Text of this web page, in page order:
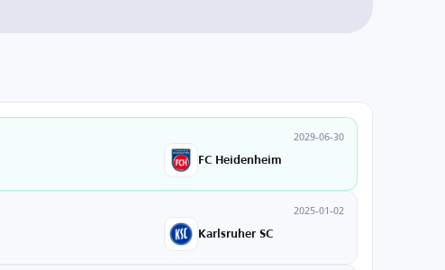
2029-06-30
FC Heidenheim
2025-01-02
Karlsruher SC